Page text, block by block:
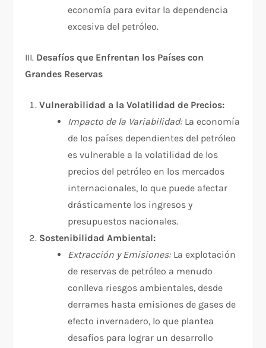
economía para evitar la dependencia
excesiva del petróleo.
III. Desafíos que Enfrentan los Países con
Grandes Reservas
Vulnerabilidad a la Volatilidad de Precios:
Impacto de la Variabilidad:La economía
de los países dependientes del petróleo
es vulnerable a la volatilidad de los
precios del petróleo en los mercados
internacionales, lo que puede afectar
drásticamente los ingresos y
presupuestos nacionales.
Sostenibilidad Ambiental:
Extracción y Emisiones:La explotación
de reservas de petróleo a menudo
conlleva riesgos ambientales, desde
derrames hasta emisiones de gases de
efecto invernadero, lo que plantea
desafíos para lograr un desarrollo